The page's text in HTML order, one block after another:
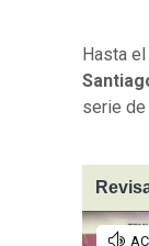
Hasta
serie